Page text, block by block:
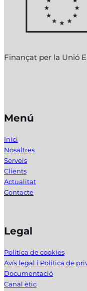
Finançat per la Unió
Menú
Inici
Nosaltres
Serveis
Clients
Actualitat
Contacte
Legal
Política de cookies
Avís legal i Política de
Documentació
Canal ètic